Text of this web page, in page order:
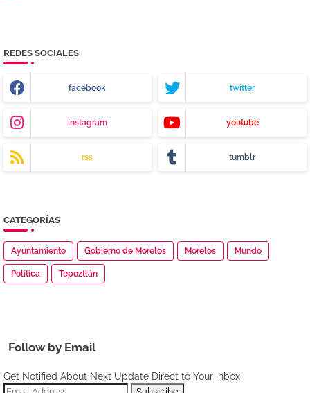
REDES SOCIALES
facebook twitter
instagram youtube
rss tumblr
CATEGORÍAS
Ayuntamiento Gobierno de Morelos Morelos Mundo
Política Tepoztlán
Follow by Email
Get Notified About Next Update Direct to Your inbox